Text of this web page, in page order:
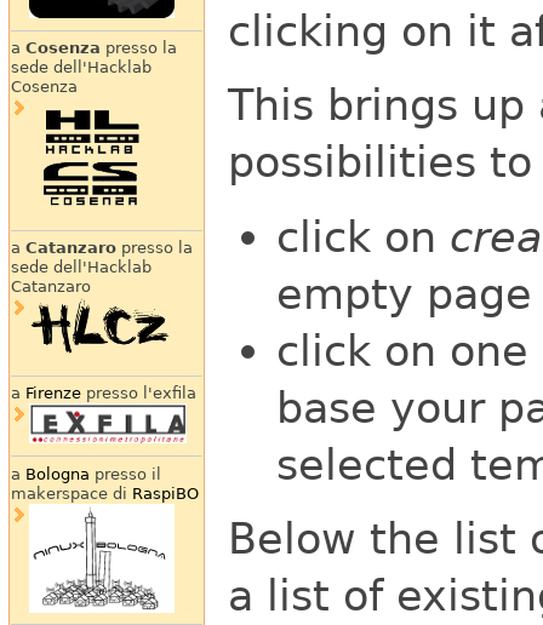
a Cosenza presso la
sede dell'Hacklab
Cosenza
a Catanzaropresso la
sede dell'Hacklab
Catanzaro
a Firenzepresso l'exfila
a Bologna presso il
makerspace di RaspiBO
clicking on it
This brings
possibilities
click on
empty page
click on
base your
selected
Below the list
a list of